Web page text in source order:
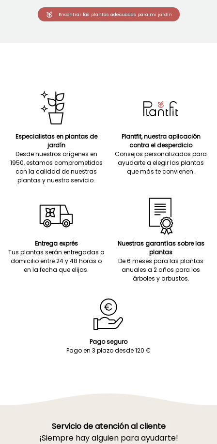
Encontrar las plantas adecuadas para mi jardín
Especialistas en plantas de
jardín
Desde nuestros orígenes en
1950, estamos comprometidos
con la calidad de nuestras
plantas y nuestro servicio.
Plantfit, nuestra aplicación
contra el desperdicio
Consejos personalizados para
ayudarte a elegir las plantas
que más te convienen.
Entrega exprés
Tus plantas serán entregadas a
domicilio entre 24 y 48 horas o
en la fecha que elijas.
Nuestras garantías sobre las
plantas
De 6 meses para las plantas
anuales a 2 años para los
árboles y arbustos.
Pago seguro
Pago en 3 plazo desde 120 €
Servicio de atención al cliente
¡Siempre hay alguien para ayudarte!